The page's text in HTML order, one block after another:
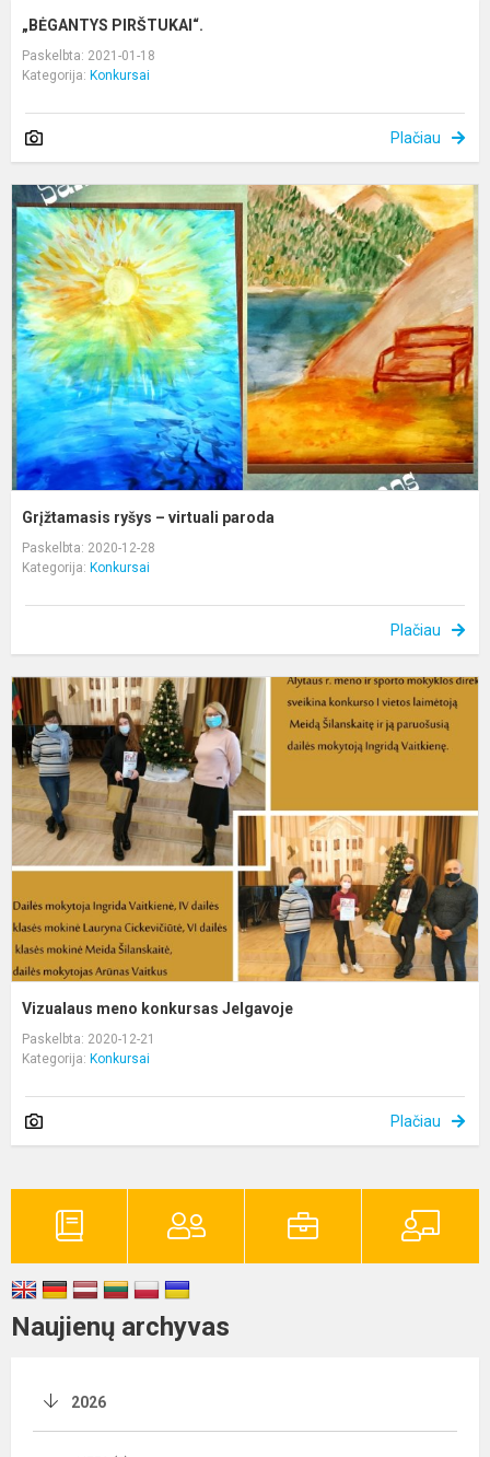
„BĖGANTYS PIRŠTUKAI“.
Paskelbta: 2021-01-18
Kategorija: Konkursai
Plačiau
Grįžtamasis ryšys – virtuali paroda
Paskelbta: 2020-12-28
Kategorija: Konkursai
Plačiau
Vizualaus meno konkursas Jelgavoje
Paskelbta: 2020-12-21
Kategorija: Konkursai
Plačiau
Naujienų archyvas
2026